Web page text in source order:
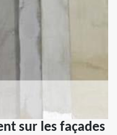
sur les façades